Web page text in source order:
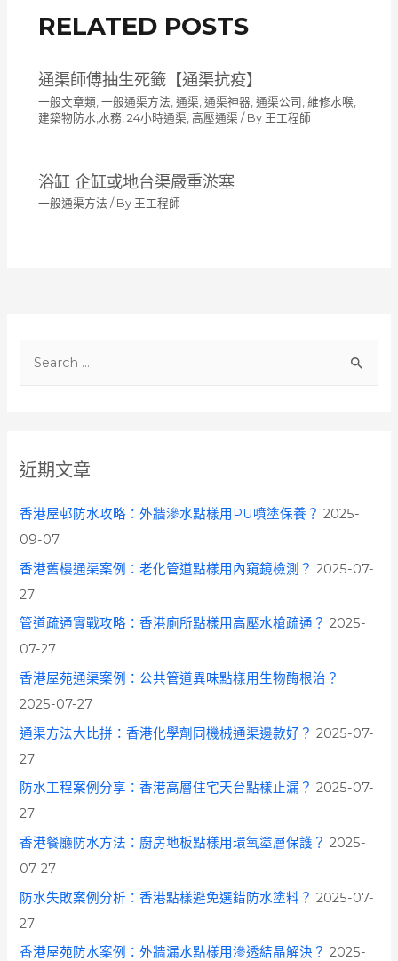
h
f
o
近期文章
香港屋邨防水攻略：外牆滲水點樣用PU噴塗保養？ 2025-
09-07
香港舊樓通渠案例：老化管道點樣用內窺鏡檢測？ 2025-07-
27
管道疏通實戰攻略：香港廁所點樣用高壓水槍疏通？ 2025-
07-27
香港屋苑通渠案例：公共管道異味點樣用生物酶根治？
2025-07-27
通渠方法大比拼：香港化學劑同機械通渠邊款好？ 2025-07-
27
防水工程案例分享：香港高層住宅天台點樣止漏？ 2025-07-
27
香港餐廳防水方法：廚房地板點樣用環氧塗層保護？ 2025-
07-27
防水失敗案例分析：香港點樣避免選錯防水塗料？ 2025-07-
27
香港屋苑防水案例：外牆漏水點樣用滲透結晶解決？ 2025-
RELATED POSTS
通渠師傅抽生死籤【通渠抗疫】
一般文章類, 一般通渠方法 通渠, 通渠神器, 通渠公司, 維修水喉,
建築物防水,水務, 24小時通渠, 高壓通渠 / By 王工程師
浴缸 企缸或地台渠嚴重淤塞
一般通渠方法 / By 王工程師